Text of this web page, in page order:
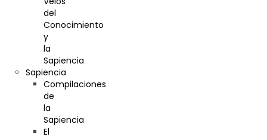
del
Conocimiento
y
la
Sapiencia
Sapiencia
Compilaciones
de
la
Sapiencia
El